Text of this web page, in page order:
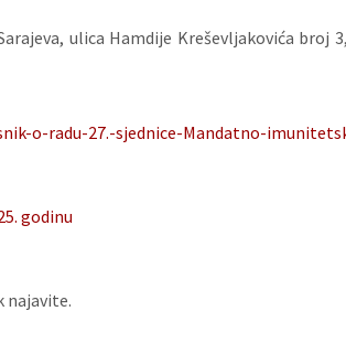
ulica Hamdije Kreševljakovića broj 3,
o-radu-27.-sjednice-Mandatno-
godinu
najavite.